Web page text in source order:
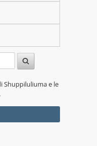
Shuppiluliuma e le